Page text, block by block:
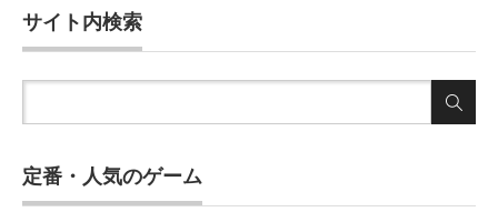
サイト内検索
定番・人気のゲーム